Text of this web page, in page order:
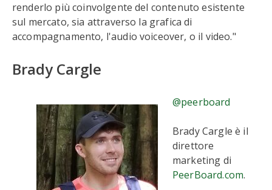
renderlo più coinvolgente del contenuto esistente
sul mercato, sia attraverso la grafica di
accompagnamento, l'audio voiceover, o il video."
Brady Cargle
@peerboard
Brady Cargle è il
direttore
marketing di
PeerBoard.com.